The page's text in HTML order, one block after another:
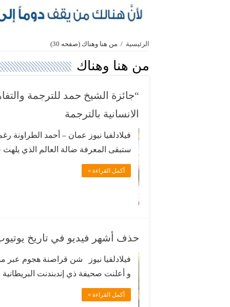
الرئيسية / من هنا وهناك (صفحه 30)
من هنا وهناك
“جائزة الشيخ حمد للترجمة
الانسانية بالترجمة
فيلادلفيا نيوز عمان – أحمد الطراونة
ستبقى المعرفة ضالة العالم الذي
تستقيم له اللغة واخرى تعانده، لتكون
عن المعرفة وتعزيز اواصر الالتقاء..
أكمل القراءة »
حذف أشهر فيديو في تاريخ
فيلادلفيا نيوز شن قراصنة هجوم عبر
و أعلنت صحيفة ذي إندبندنت
وأفادت المعلومات أن الفيديو حذف
يرتدون الأقنعة ويهددون بالسلاح، بدلا
أكمل القراءة »